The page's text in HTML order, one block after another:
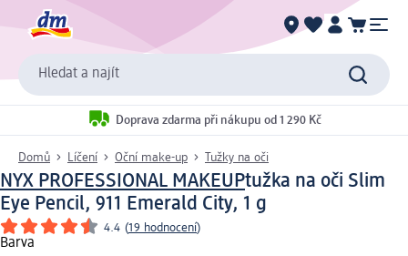
Hledat a najít
Doprava zdarma při nákupu od 1 290 Kč
Domů Líčení Oční make-up Tužky na oči
NYX PROFESSIONAL MAKEUPtužka na oči Slim
Eye Pencil, 911 Emerald City, 1 g
4.4 (19 hodnocení)
Barva